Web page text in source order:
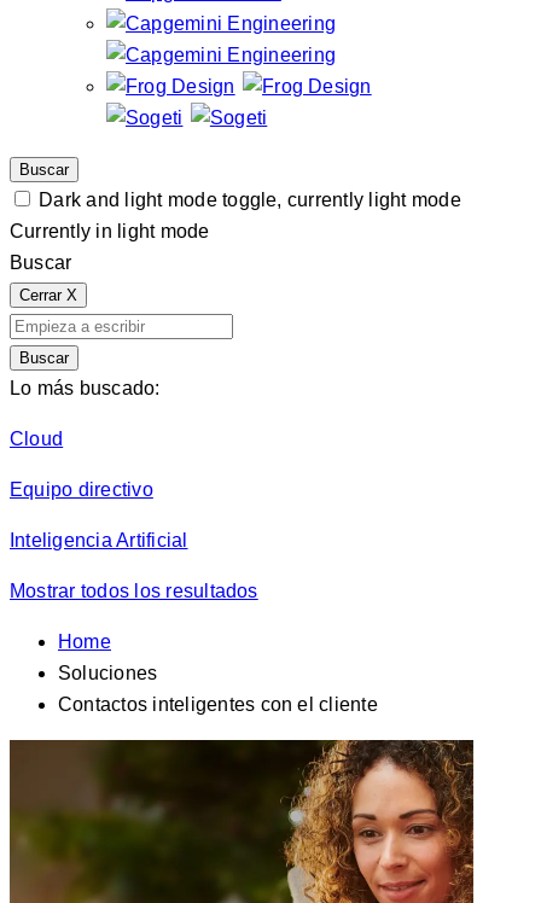
Buscar
Dark and light mode toggle, currently light mode
Currently in light mode
Buscar
Cerrar X
Buscar
Lo más buscado:
Cloud
Equipo directivo
Inteligencia Artificial
Mostrar todos los resultados
Home
Soluciones
Contactos inteligentes con el cliente